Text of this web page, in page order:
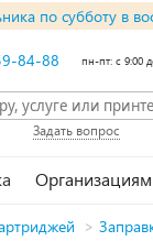
по субботу в
84-88 пн-пт: с 9:00
Задать вопрос
Организациям
>